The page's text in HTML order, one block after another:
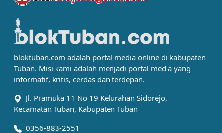
bloktuban.com adalah portal media online di kabupaten
Tuban. Misi kami adalah menjadi portal media yang
informatif, kritis, cerdas dan terdepan.
Jl. Pramuka 11 No 19 Kelurahan Sidorejo,
Kecamatan Tuban, Kabupaten Tuban
0356-883-2551